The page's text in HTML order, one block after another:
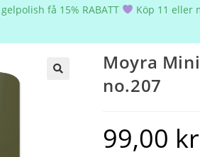
få 15% RABATT
Köp 11 eller
Moyra
no.207
99,00 kr